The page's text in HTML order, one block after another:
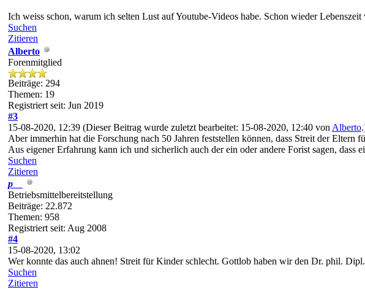
Ich weiss schon, warum ich selten Lust auf Youtube-Videos habe. Schon wieder Lebenszeit
Suchen
Zitieren
Alberto
Forenmitglied
Beiträge: 294
Themen: 19
Registriert seit: Jun 2019
#3
15-08-2020, 12:39 (Dieser Beitrag wurde zuletzt bearbeitet: 15-08-2020, 12:40 von Alberto
Aber immerhin hat die Forschung nach 50 Jahren feststellen können, dass Streit der Eltern
Aus eigener Erfahrung kann ich und sicherlich auch der ein oder andere Forist sagen,
Suchen
Zitieren
p__
Betriebsmittelbereitstellung
Beiträge: 22.872
Themen: 958
Registriert seit: Aug 2008
#4
15-08-2020, 13:02
Wer konnte das auch ahnen! Streit für Kinder schlecht. Gottlob haben wir den Dr. phil.
Suchen
Zitieren